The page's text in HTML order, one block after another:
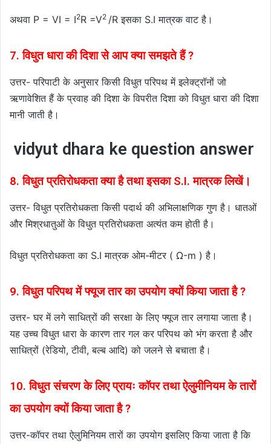
अथवा P = VI = I2R =V2 /R इसका S.I मात्रक वाट है।
7. विधुत धारा की दिशा से आप क्या समझते हैं ?
उत्तर- परिपाटी के अनुसार किसी विधुत परिपथ में इलेक्ट्रॉनों जो
ऋणावेशित हैं के प्रवाह की दिशा के विपरीत दिशा को विधुत धारा की दिशा
मानी जाती है।
vidyut dhara ke question answer
8. विधुत प्रतिरोधकता क्या है तथा इसका S.I. मात्रक लिखें।
उत्तर- विधुत प्रतिरोधकता किसी पदार्थ की अभिलाक्षणिक गुण है। धातओं
और मिश्रधातुओं के विधुत प्रतिरोधकता अत्यंत कम होती है।
विधुत प्रतिरोधकता का S.I मात्रक ओम-मीटर ( Ω-m ) है।
9. विधुत परिपथ में फ्यूज तार का उपयोग क्यों किया जाता है ?
उत्तर- घर में लगे साधित्रों की सरक्षा के लिए फ्यूज तार लगाया जाता है।
यह उच्च विधुत धारा के कारण तार गल कर परिपथ को भंग करता है और
साधित्रों (रेडियो, टीवी, बल्ब आदि) को जलने से बचाता है।
10. विधुत संचरण के लिए प्रायः कॉपर तथा ऐलुमीनियम के तारों
का उपयोग क्यों किया जाता है ?
उत्तर-कॉपर तथा ऐलुमिनियम तारों का उपयोग इसलिए किया जाता है कि